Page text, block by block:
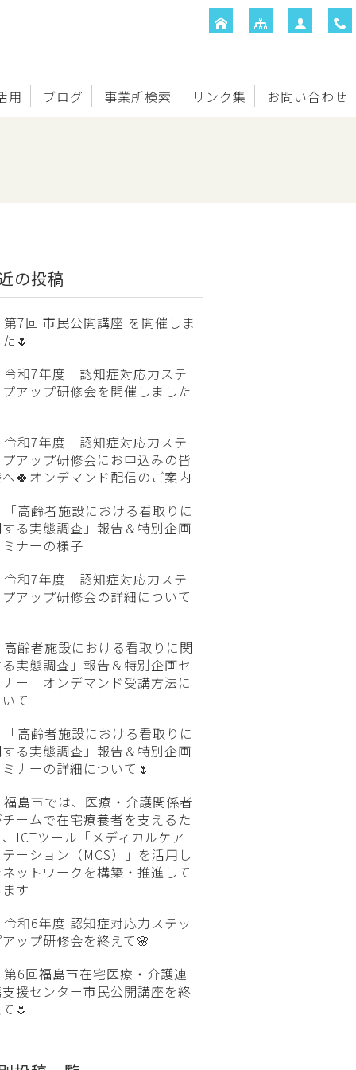
用 ブログ 事業所検索 リンク集 お問い合わせ
の投稿
第7回 市民公開講座 を開催しま
🌷
令和7年度 認知症対応力ステ
プアップ研修会を開催しました
令和7年度 認知症対応力ステ
プアップ研修会にお申込みの皆
🍀オンデマンド配信のご案内
「高齢者施設における看取りに
る実態調査」報告＆特別企画
ナーの様子
令和7年度 認知症対応力ステ
プアップ研修会の詳細について
高齢者施設における看取りに関
実態調査」報告＆特別企画セ
ナー オンデマンド受講方法に
て
「高齢者施設における看取りに
る実態調査」報告＆特別企画
ナーの詳細について🌷
福島市では、医療・介護関係者
ームで在宅療養者を支えるた
ICTツール「メディカルケア
テーション（MCS）」を活用し
ネットワークを構築・推進して
す
令和6年度 認知症対応力ステッ
アップ研修会を終えて🌸
第6回福島市在宅医療・介護連
援センター市民公開講座を終
🌷